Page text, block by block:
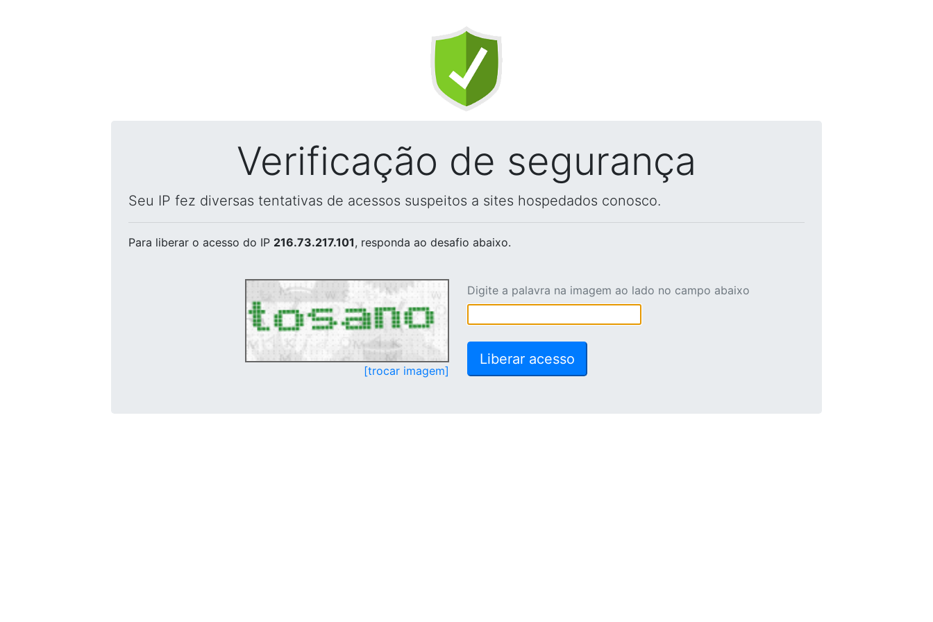
Verificação de segurança
Seu IP fez diversas tentativas de acessos suspeitos a sites hospedados conosco.
Para liberar o acesso do IP 216.73.217.101, responda ao desafio abaixo.
[trocar imagem]
Digite a palavra na imagem ao lado no campo abaixo